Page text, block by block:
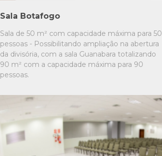
Sala Botafogo
Sala de 50 m² com capacidade máxima para 50
pessoas - Possibilitando ampliação na abertura
da divisória, com a sala Guanabara totalizando
90 m² com a capacidade máxima para 90
pessoas.
L1